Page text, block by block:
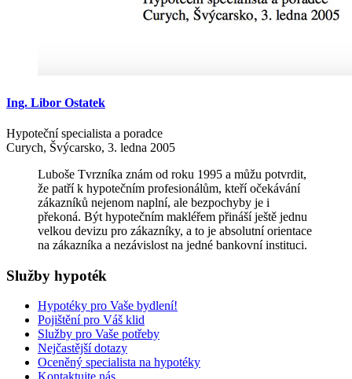
Ing. Libor Ostatek
Hypoteční specialista a poradce
Curych, Švýcarsko, 3. ledna 2005
Luboše Tvrzníka znám od roku 1995 a můžu potvrdit,
že patří k hypotečním profesionálům, kteří očekávání
zákazníků nejenom naplní, ale bezpochyby je i
překoná. Být hypotečním makléřem přináší ještě jednu
velkou devizu pro zákazníky, a to je absolutní orientace
na zákazníka a nezávislost na jedné bankovní instituci.
Služby hypoték
Hypotéky pro Vaše bydlení!
Pojištění pro Váš klid
Služby pro Vaše potřeby
Nejčastější dotazy
Oceněný specialista na hypotéky